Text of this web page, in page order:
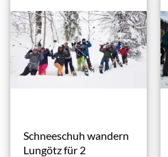
Schneeschuh wandern
Lungötz für 2